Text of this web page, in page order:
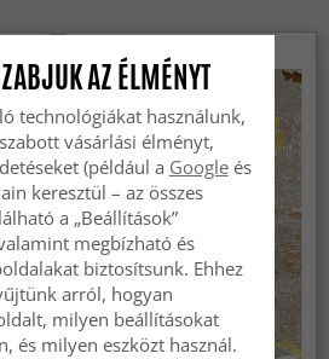
AZ ÉLMÉNYT
technológiákat használunk,
vásárlási élményt,
(például a Googleés
keresztül – az összes
a „Beállítások”
megbízható és
biztosítsunk. Ehhez
arról, hogyan
milyen beállításokat
és milyen eszközt használ.